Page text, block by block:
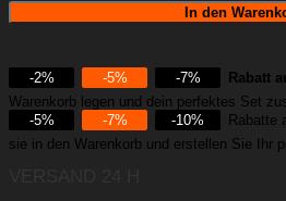
In den
-2% -5% -7% Rabatt
Warenkorb legen und dein perfektes Set
-5%
-7% -10%
Rabatte
sie in den Warenkorb und erstellen Sie Ihr